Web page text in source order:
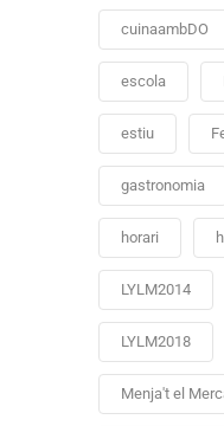
cuinaambDO
escola
estiu
gastronomia
horari
LYLM2014
LYLM2018
Menja't el